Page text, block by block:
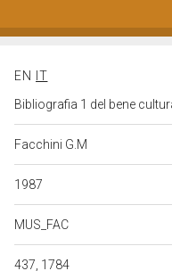
EN
IT
Bibliografia 1 del bene
Facchini G.M
1987
MUS_FAC
437, 1784